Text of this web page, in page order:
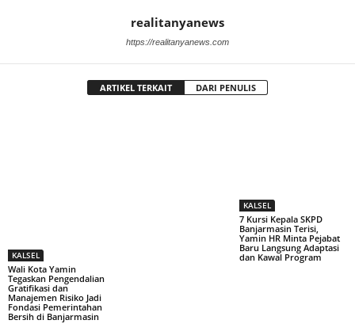
realitanyanews
https://realitanyanews.com
ARTIKEL TERKAIT DARI PENULIS
KALSEL
Wali Kota Yamin
Tegaskan Pengendalian
Gratifikasi dan
Manajemen Risiko Jadi
Fondasi Pemerintahan
Bersih di Banjarmasin
KALSEL
7 Kursi Kepala SKPD
Banjarmasin Terisi,
Yamin HR Minta Pejabat
Baru Langsung Adaptasi
dan Kawal Program